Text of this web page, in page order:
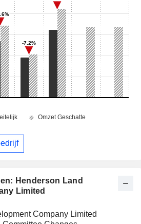
Henderson Land
Limited
Company Limited